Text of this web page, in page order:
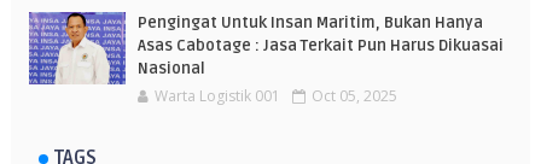
Pengingat Untuk Insan Maritim, Bukan Hanya
Asas Cabotage : Jasa Terkait Pun Harus Dikuasai
Nasional
Warta Logistik 001 Oct 05, 2025
TAGS